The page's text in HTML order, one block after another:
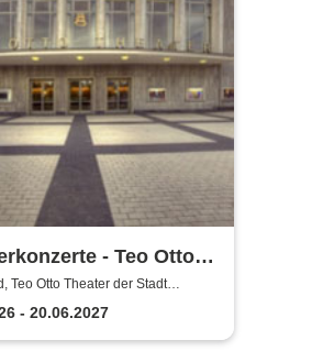
- Teo Otto
der Stadt Remscheid
Teo Otto Theater der Stadt
- 20.06.2027